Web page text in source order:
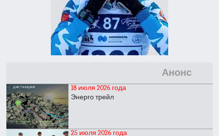
Анонс
18 июля 2026 года
Энерго трейл
25 июля 2026 года